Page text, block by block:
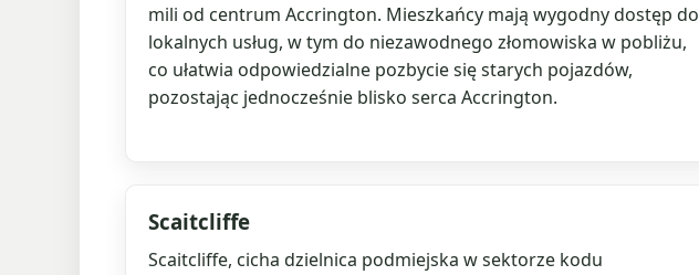
mili od centrum Accrington. Mieszkańcy mają wygodny dostęp do
lokalnych usług, w tym do niezawodnego złomowiska w pobliżu,
co ułatwia odpowiedzialne pozbycie się starych pojazdów,
pozostając jednocześnie blisko serca Accrington.
Scaitcliffe
Scaitcliffe, cicha dzielnica podmiejska w sektorze kodu